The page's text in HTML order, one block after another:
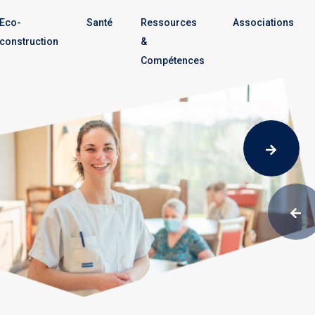
Eco-
construction
Santé
Ressources
&
Compétences
Associations